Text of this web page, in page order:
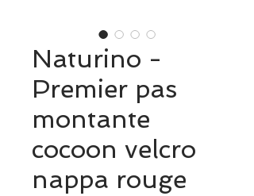
Naturino -
Premier pas
montante
cocoon velcro
nappa rouge